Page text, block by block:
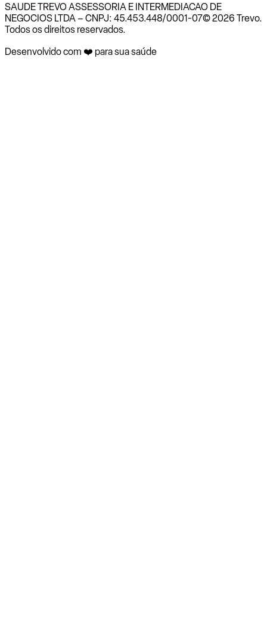
SAUDE TREVO ASSESSORIA E INTERMEDIACAO DE
NEGOCIOS LTDA – CNPJ: 45.453.448/0001-07© 2026 Trevo.
Todos os direitos reservados.
Desenvolvido com ❤️ para sua saúde